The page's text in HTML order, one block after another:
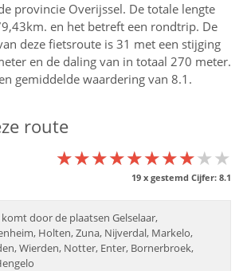
provincie Overijssel. De totale lengte
en het betreft een rondtrip. De
deze fietsroute is 31 met een stijging
en de daling van in totaal 270 meter.
gemiddelde waardering van 8.1.
route
★★★★★★★★★★
★★★★★★★★★★
★★★★★★★★★★
19 x gestemd Cijfer: 8.1
komt door de plaatsen Gelselaar,
Holten, Zuna, Nijverdal, Markelo,
Wierden, Notter, Enter, Bornerbroek,